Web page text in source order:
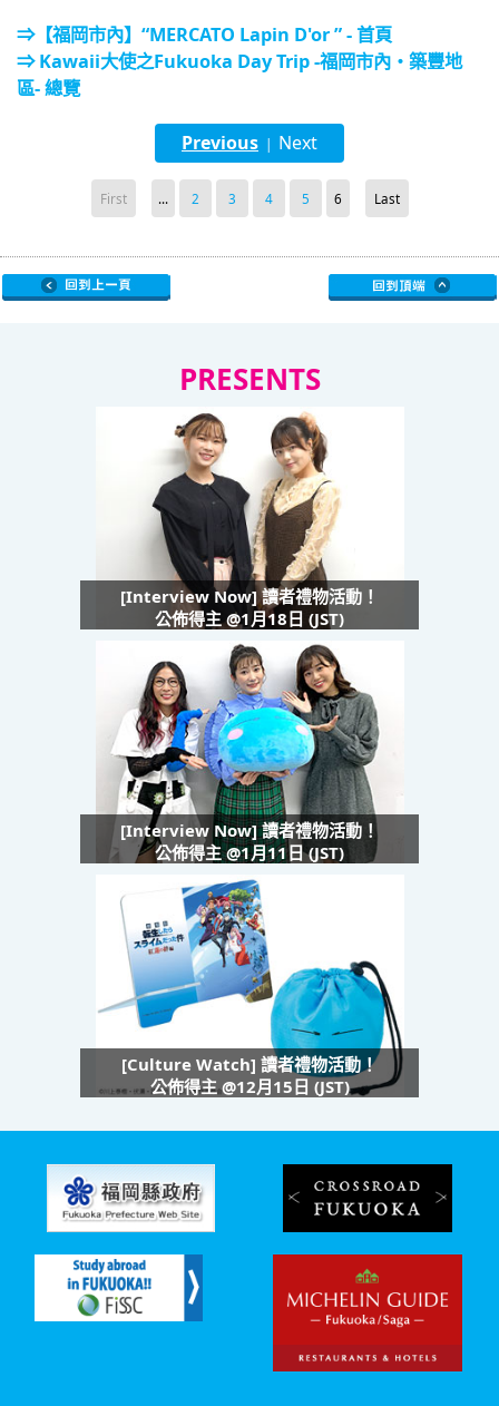
⇒【福岡市內】“MERCATO Lapin D'or ” - 首頁
⇒ Kawaii大使之Fukuoka Day Trip -福岡市內・築豐地
區- 總覽
Previous | Next
First ... 2 3 4 5 6 Last
PRESENTS
[Interview Now] 讀者禮物活動！
公佈得主 @1月18日 (JST)
[Interview Now] 讀者禮物活動！
公佈得主 @1月11日 (JST)
[Culture Watch] 讀者禮物活動！
公佈得主 @12月15日 (JST)